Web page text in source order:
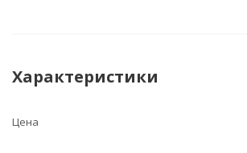
Характеристики
Цена